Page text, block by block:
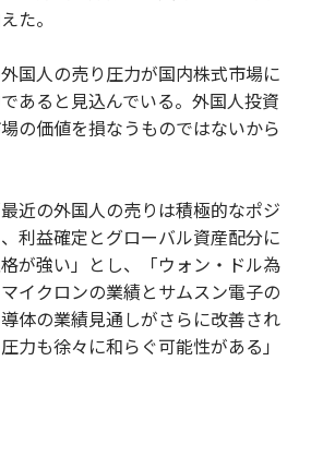
た。
国人の売り圧力が国内株式市場に
あると見込んでいる。外国人投資
の価値を損なうものではないから
近の外国人の売りは積極的なポジ
利益確定とグローバル資産配分に
が強い」とし、「ウォン・ドル為
イクロンの業績とサムスン電子の
体の業績見通しがさらに改善され
力も徐々に和らぐ可能性がある」